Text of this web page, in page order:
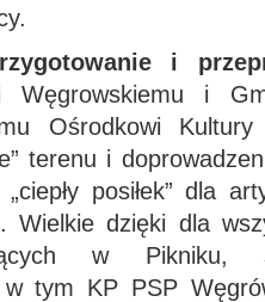
i
Węgrowskiemu i
Ośrodkowi
terenu i
posiłek” dla
Wielkie dzięki dla
w Pikniku,
w tym KP PSP